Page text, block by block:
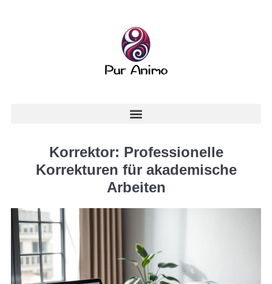
Korrektor: Professionelle
Korrekturen für akademische
Arbeiten